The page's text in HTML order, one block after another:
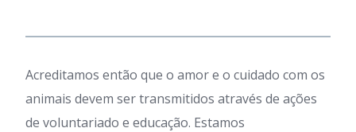
Acreditamos então que o amor e o cuidado com os
animais devem ser transmitidos através de ações
de voluntariado e educação. Estamos